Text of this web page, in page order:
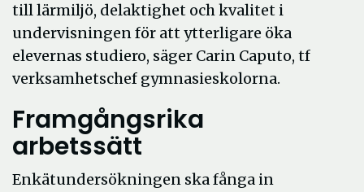
till lärmiljö, delaktighet och kvalitet i
undervisningen för att ytterligare öka
elevernas studiero, säger Carin Caputo, tf
verksamhetschef gymnasieskolorna.
Framgångsrika
arbetssätt
Enkätundersökningen ska fånga in